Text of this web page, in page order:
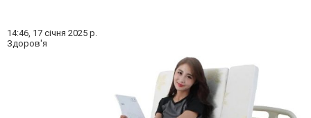
14:46, 17 січня 2025 р.
Здоров'я